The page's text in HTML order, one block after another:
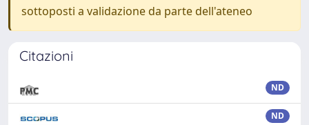
sottoposti a validazione da parte dell'ateneo
Citazioni
ND
ND